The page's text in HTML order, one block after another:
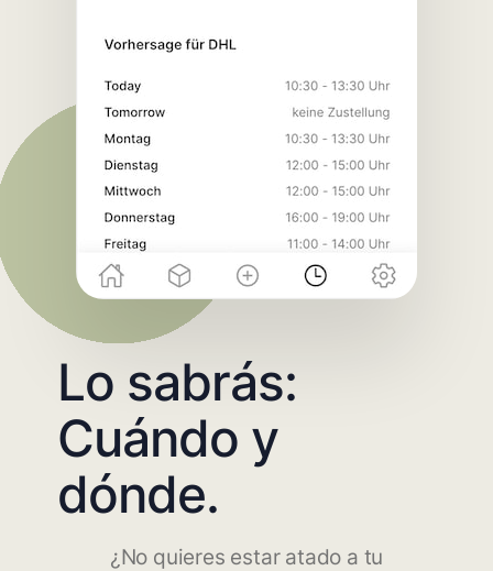
Lo sabrás:
Cuándo y
dónde.
¿No quieres estar atado a tu